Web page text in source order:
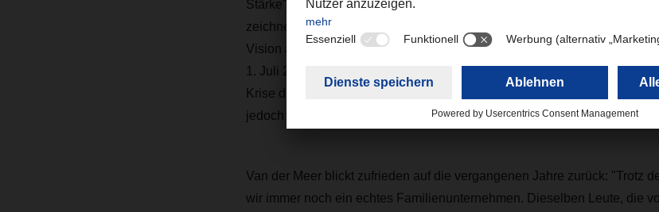
Stärke", sagt Vermeulen. "Egal ob Festangestellte, Auszubildende oder
zeichnet sich durch den starken Zusammenhalt der Belegschaft aus,
Vision auch während der weltweiten Pandemie Bestand hat, erfuhr
1. Juli 2020 besuchte der König DACHSER in Waddinxveen, vor dem
Krise die Verfügbarkeit von Ausbildungsplätzen zusätzlich belastet
jedoch alle Auszubildenden während der Corona-Krise weiterbeschäftigt.
Van der Meer blickt zufrieden auf die vergangenen Jahre zurück: "Trotz
wir immer noch ein echtes Familienunternehmen. Dieselben Leute, die